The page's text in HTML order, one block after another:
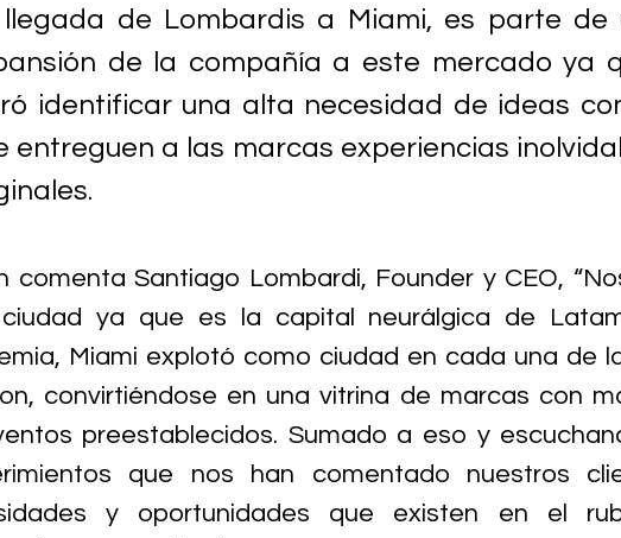
llegada de Lombardis a Miami, es parte de
de la compañía a este mercado ya
identificar una alta necesidad de ideas
entreguen a las marcas experiencias
comenta Santiago Lombardi, Founder y CEO,
ya que es la capital neurálgica de
Miami explotó como ciudad en cada una de
convirtiéndose en una vitrina de marcas con
preestablecidos​. Sumado a eso y
que nos han comentado nuestros
y oportunidades que existen en el